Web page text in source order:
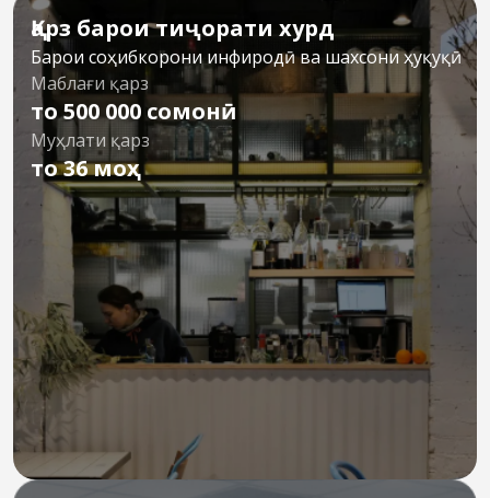
Қарз барои тиҷорати хурд
Барои соҳибкорони инфиродӣ ва шахсони ҳуқуқӣ
Маблағи қарз
то 500 000 сомонӣ
Муҳлати қарз
то 36 моҳ